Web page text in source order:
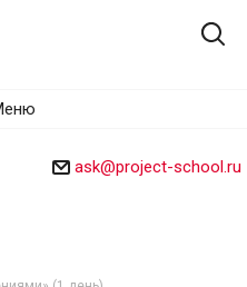
ask@project-school.ru